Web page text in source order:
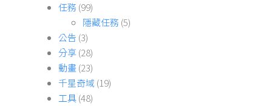
任務 (99)
隱藏任務 (5)
公告 (3)
分享(28)
動畫(23)
千星奇域 (19)
工具(48)